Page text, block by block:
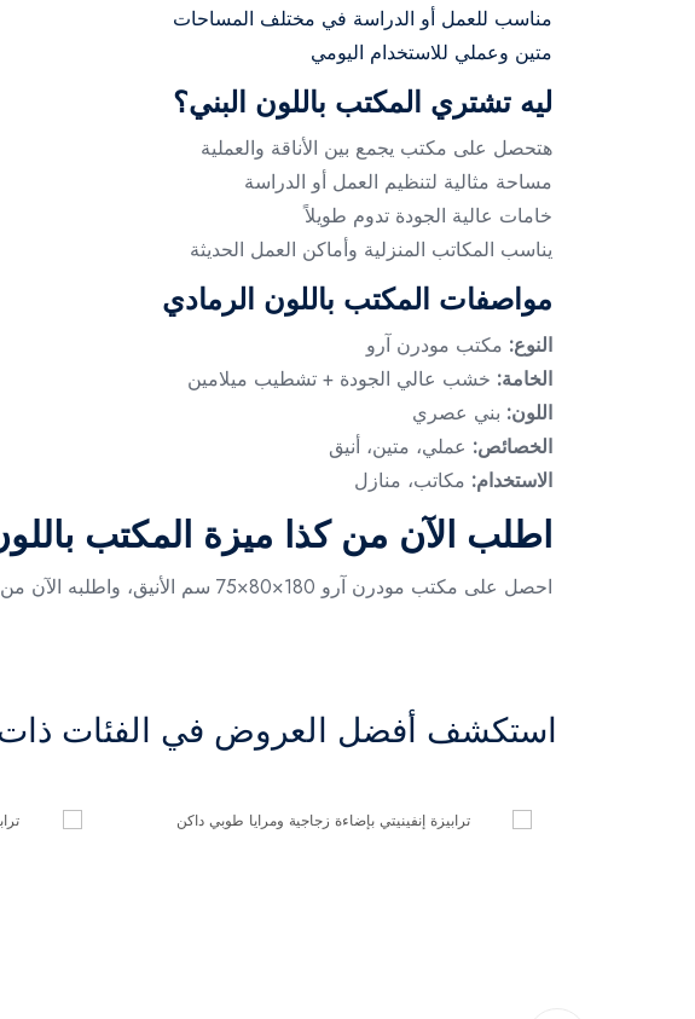
مناسب للعمل أو الدراسة في مختلف المساحات
متين وعملي للاستخدام اليومي
ليه تشتري المكتب باللون البني؟
هتحصل على مكتب يجمع بين الأناقة والعملية
مساحة مثالية لتنظيم العمل أو الدراسة
خامات عالية الجودة تدوم طويلاً
يناسب المكاتب المنزلية وأماكن العمل الحديثة
مواصفات المكتب باللون الرمادي
النوع: مكتب مودرن آرو
الخامة: خشب عالي الجودة + تشطيب ميلامين
اللون: بني عصري
الخصائص: عملي، متين، أنيق
الاستخدام: مكاتب، منازل
اطلب الآن من كذا ميزة المكتب
احصل على مكتب مودرن آرو 180×80×75 سم الأنيق، واطلبه الآن من كذا ميزة لتضيف لمسة عصرية متينة لمساحتك.
استكشف أفضل العروض في الفئات ذات